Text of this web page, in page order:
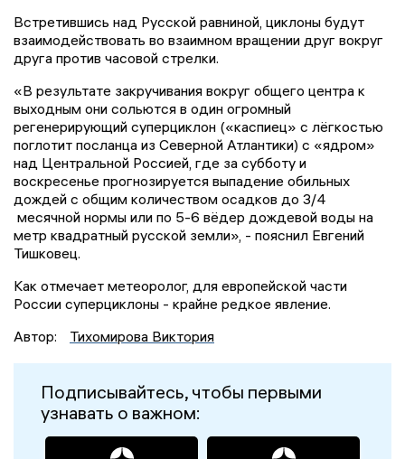
Встретившись над Русской равниной, циклоны будут
взаимодействовать во взаимном вращении друг вокруг
друга против часовой стрелки.
«В результате закручивания вокруг общего центра к
выходным они сольются в один огромный
регенерирующий суперциклон («каспиец» с лёгкостью
поглотит посланца из Северной Атлантики) с «ядром»
над Центральной Россией, где за субботу и
воскресенье прогнозируется выпадение обильных
дождей с общим количеством осадков до 3/4
месячной нормы или по 5-6 вёдер дождевой воды на
метр квадратный русской земли», - пояснил Евгений
Тишковец.
Как отмечает метеоролог, для европейской части
России суперциклоны - крайне редкое явление.
Автор:
Тихомирова Виктория
Подписывайтесь, чтобы первыми
узнавать о важном: